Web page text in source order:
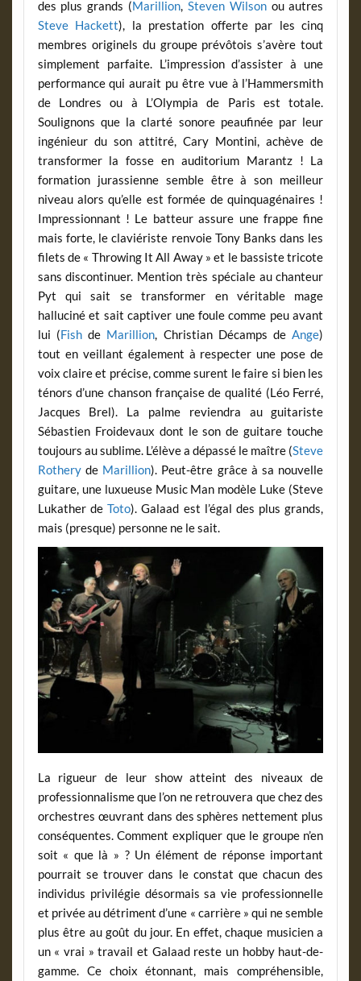
des plus grands (Marillion, Steven Wilsonou autres
Steve Hackett), la prestation offerte par les cinq
membres originels du groupe prévôtois s’avère tout
simplement parfaite. L’impression d’assister à une
performance qui aurait pu être vue à l’Hammersmith
de Londres ou à L’Olympia de Paris est totale.
Soulignons que la clarté sonore peaufinée par leur
ingénieur du son attitré, Cary Montini, achève de
transformer la fosse en auditorium Marantz ! La
formation jurassienne semble être à son meilleur
niveau alors qu’elle est formée de quinquagénaires !
Impressionnant ! Le batteur assure une frappe fine
mais forte, le claviériste renvoie Tony Banks dans les
filets de « Throwing It All Away » et le bassiste tricote
sans discontinuer. Mention très spéciale au chanteur
Pyt qui sait se transformer en véritable mage
halluciné et sait captiver une foule comme peu avant
lui (Fishde Marillion, Christian Décamps deAnge)
tout en veillant également à respecter une pose de
voix claire et précise, comme surent le faire si bien les
ténors d’une chanson française de qualité (Léo Ferré,
Jacques Brel). La palme reviendra au guitariste
Sébastien Froidevaux dont le son de guitare touche
toujours au sublime. L’élève a dépassé le maître (Steve
Rotheryde Marillion). Peut-être grâce à sa nouvelle
guitare, une luxueuse Music Man modèle Luke (Steve
Lukather deToto). Galaad est l’égal des plus grands,
mais (presque) personne ne le sait.
La rigueur de leur show atteint des niveaux de
professionnalisme que l’on ne retrouvera que chez des
orchestres œuvrant dans des sphères nettement plus
conséquentes. Comment expliquer que le groupe n’en
soit « que là » ? Un élément de réponse important
pourrait se trouver dans le constat que chacun des
individus privilégie désormais sa vie professionnelle
et privée au détriment d’une « carrière » qui ne semble
plus être au goût du jour. En effet, chaque musicien a
un « vrai » travail et Galaad reste un hobby haut-de-
gamme. Ce choix étonnant, mais compréhensible,